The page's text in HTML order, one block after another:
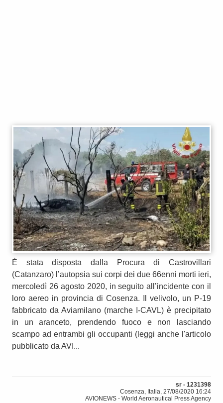
È stata disposta dalla Procura di Castrovillari
(Catanzaro) l’autopsia sui corpi dei due 66enni morti ieri,
mercoledì 26 agosto 2020, in seguito all’incidente con il
loro aereo in provincia di Cosenza. Il velivolo, un P-19
fabbricato da Aviamilano (marche I-CAVL) è precipitato
in un aranceto, prendendo fuoco e non lasciando
scampo ad entrambi gli occupanti (leggi anche l'articolo
pubblicato da AVI...
sr - 1231398
Cosenza, Italia, 27/08/2020 16:24
AVIONEWS - World Aeronautical Press Agency